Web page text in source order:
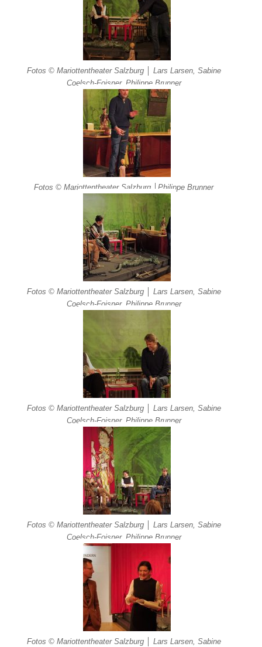
Fotos © Mariottentheater Salzburg │ Lars Larsen, Sabine
Coelsch-Foisner, Philippe Brunner
Fotos © Mariottentheater Salzburg │Philippe Brunner
Fotos © Mariottentheater Salzburg │ Lars Larsen, Sabine
Coelsch-Foisner, Philippe Brunner
Fotos © Mariottentheater Salzburg │ Lars Larsen, Sabine
Coelsch-Foisner, Philippe Brunner
Fotos © Mariottentheater Salzburg │ Lars Larsen, Sabine
Coelsch-Foisner, Philippe Brunner
Fotos © Mariottentheater Salzburg │ Lars Larsen, Sabine